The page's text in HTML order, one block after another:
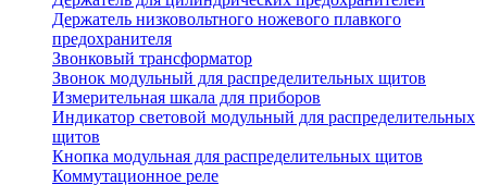
Держатель низковольтного ножевого плавкого
предохранителя
Звонковый трансформатор
Звонок модульный для распределительных щитов
Измерительная шкала для приборов
Индикатор световой модульный для распределительных
щитов
Кнопка модульная для распределительных щитов
Коммутационное реле